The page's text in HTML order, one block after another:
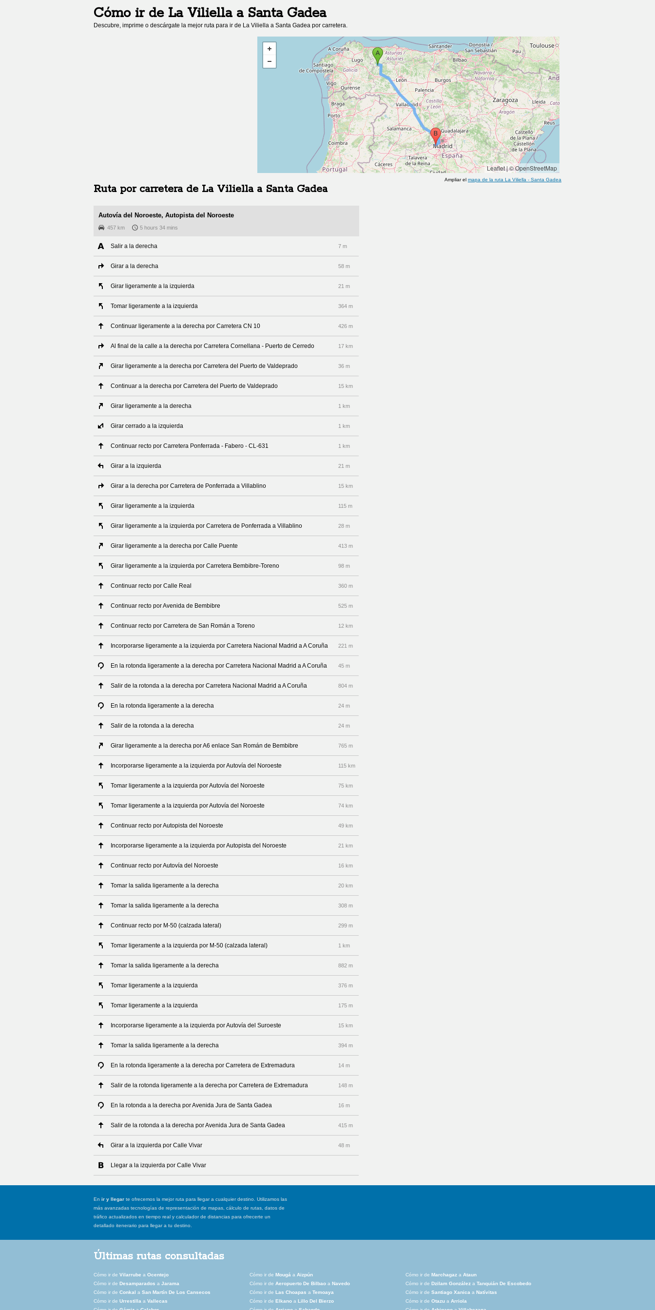
Cómo ir de La Viliellaa Santa Gadea
Descubre, imprime o descárgate la mejor ruta para ir de La Viliella a Santa Gadea por carretera.
Leaflet|© OpenStreetMap
Ampliar el mapa de la ruta La Viliella - Santa Gadea
Ruta por carretera de La Viliellaa Santa Gadea
Autovía del Noroeste, Autopista del Noroeste
457 km 5 hours 34 mins
Salir a la derecha 7 m
Girar a la derecha 58 m
Girar ligeramente a la izquierda 21 m
Tomar ligeramente a la izquierda 364 m
Continuar ligeramente a la derecha por Carretera CN 10 426 m
Al final de la calle a la derecha por Carretera Cornellana - Puerto de Cerredo 17 km
Girar ligeramente a la derecha por Carretera del Puerto de Valdeprado 36 m
Continuar a la derecha por Carretera del Puerto de Valdeprado 15 km
Girar ligeramente a la derecha 1 km
Girar cerrado a la izquierda 1 km
Continuar recto por Carretera Ponferrada - Fabero - CL-631 1 km
Girar a la izquierda 21 m
Girar a la derecha por Carretera de Ponferrada a Villablino 15 km
Girar ligeramente a la izquierda 115 m
Girar ligeramente a la izquierda por Carretera de Ponferrada a Villablino 28 m
Girar ligeramente a la derecha por Calle Puente 413 m
Girar ligeramente a la izquierda por Carretera Bembibre-Toreno 98 m
Continuar recto por Calle Real 360 m
Continuar recto por Avenida de Bembibre 525 m
Continuar recto por Carretera de San Román a Toreno 12 km
Incorporarse ligeramente a la izquierda por Carretera Nacional Madrid a A Coruña 221 m
En la rotonda ligeramente a la derecha por Carretera Nacional Madrid a A Coruña 45 m
Salir de la rotonda a la derecha por Carretera Nacional Madrid a A Coruña 804 m
En la rotonda ligeramente a la derecha 24 m
Salir de la rotonda a la derecha 24 m
Girar ligeramente a la derecha por A6 enlace San Román de Bembibre 765 m
Incorporarse ligeramente a la izquierda por Autovía del Noroeste 115 km
Tomar ligeramente a la izquierda por Autovía del Noroeste 75 km
Tomar ligeramente a la izquierda por Autovía del Noroeste 74 km
Continuar recto por Autopista del Noroeste 49 km
Incorporarse ligeramente a la izquierda por Autopista del Noroeste 21 km
Continuar recto por Autovía del Noroeste 16 km
Tomar la salida ligeramente a la derecha 20 km
Tomar la salida ligeramente a la derecha 308 m
Continuar recto por M-50 (calzada lateral) 299 m
Tomar ligeramente a la izquierda por M-50 (calzada lateral) 1 km
Tomar la salida ligeramente a la derecha 882 m
Tomar ligeramente a la izquierda 376 m
Tomar ligeramente a la izquierda 175 m
Incorporarse ligeramente a la izquierda por Autovía del Suroeste 15 km
Tomar la salida ligeramente a la derecha 394 m
En la rotonda ligeramente a la derecha por Carretera de Extremadura 14 m
Salir de la rotonda ligeramente a la derecha por Carretera de Extremadura 148 m
En la rotonda a la derecha por Avenida Jura de Santa Gadea 16 m
Salir de la rotonda a la derecha por Avenida Jura de Santa Gadea 415 m
Girar a la izquierda por Calle Vivar 48 m
Llegar a la izquierda por Calle Vivar
En ir y llegar te ofrecemos la mejor ruta para llegar a cualquier destino. Utilizamos las
más avanzadas tecnologías de representación de mapas, cálculo de rutas, datos de
tráfico actualizados en tiempo real y calculador de distancias para ofrecerte un
detallado itenerario para llegar a tu destino.
Últimas rutas consultadas
Cómo ir de Vilarrube a Ocentejo Cómo ir de Mougá a Aizpún Cómo ir de Marchagaz a Ataun
Cómo ir de Desamparados a Jarama Cómo ir de Aeropuerto De Bilbao a Navedo Cómo ir de Dzilam González a Tanquián De Escobedo
Cómo ir de Conkal a San Martín De Los Cansecos Cómo ir de Las Choapas a Temoaya Cómo ir de Santiago Xanica a Natívitas
Cómo ir de Urrestilla a Vallecas Cómo ir de Elkano a Lillo Del Bierzo Cómo ir de Otazu a Arriola